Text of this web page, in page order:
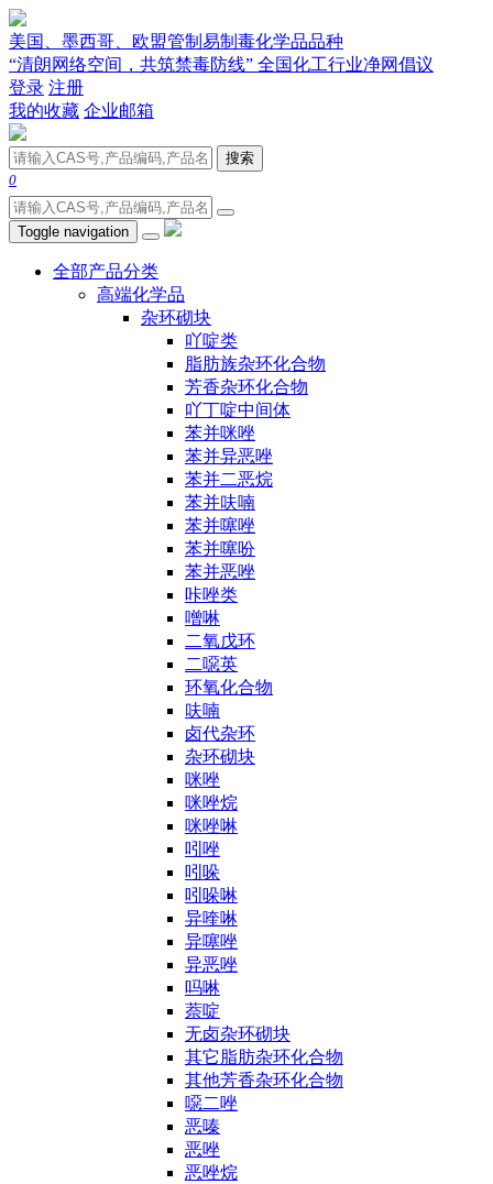
美国、墨西哥、欧盟管制易制毒化学品品种
“清朗网络空间，共筑禁毒防线” 全国化工行业净网倡议
登录 注册
我的收藏 企业邮箱
搜索
0
Toggle navigation
全部产品分类
高端化学品
杂环砌块
吖啶类
脂肪族杂环化合物
芳香杂环化合物
吖丁啶中间体
苯并咪唑
苯并异恶唑
苯并二恶烷
苯并呋喃
苯并噻唑
苯并噻吩
苯并恶唑
咔唑类
噌啉
二氧戊环
二噁英
环氧化合物
呋喃
卤代杂环
杂环砌块
咪唑
咪唑烷
咪唑啉
吲唑
吲哚
吲哚啉
异喹啉
异噻唑
异恶唑
吗啉
萘啶
无卤杂环砌块
其它脂肪杂环化合物
其他芳香杂环化合物
噁二唑
恶嗪
恶唑
恶唑烷